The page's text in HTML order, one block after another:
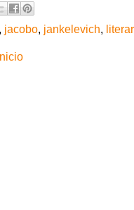
, jacobo, jankelevich,
Inicio